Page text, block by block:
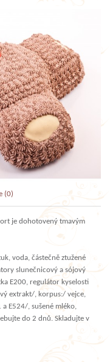
(0)
je dohotovený tmavým
voda, částečně ztužené
slunečnicový a sójový
E200, regulátor kyselosti
extrakt/, korpus:/ vejce,
E524/, sušené mléko,
do 2 dnů. Skladujte v